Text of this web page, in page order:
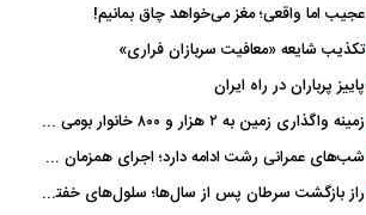
عجیب اما واقعی؛ مغز می‌خواهد چاق بمانیم!
تکذیب شایعه «معافیت سربازان فراری»
پاییز پرباران در راه ایران
زمینه واگذاری زمین به ۲ هزار و ۸۰۰ خانوار بومی گیلان فراهم شد
شب‌های عمرانی رشت ادامه دارد؛ اجرای همزمان آسفالت‌ریزی در پنج منطقه شهری
راز بازگشت سرطان پس از سال‌ها؛ سلول‌های خفته چگونه دوباره بیدار می‌شوند؟